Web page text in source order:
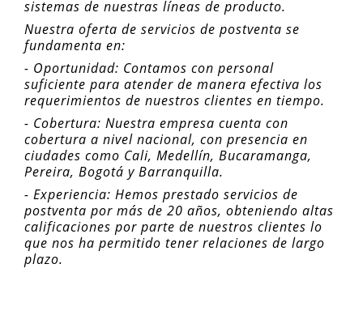
sistemas de nuestras líneas de producto.
Nuestra oferta de servicios de postventa se
fundamenta en:
- Oportunidad: Contamos con personal
suficiente para atender de manera efectiva los
requerimientos de nuestros clientes en tiempo.
- Cobertura: Nuestra empresa cuenta con
cobertura a nivel nacional, con presencia en
ciudades como Cali, Medellín, Bucaramanga,
Pereira, Bogotá y Barranquilla.
- Experiencia: Hemos prestado servicios de
postventa por más de 20 años, obteniendo altas
calificaciones por parte de nuestros clientes lo
que nos ha permitido tener relaciones de largo
plazo.